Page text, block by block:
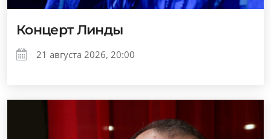
Концерт Линды
21 августа 2026, 20:00